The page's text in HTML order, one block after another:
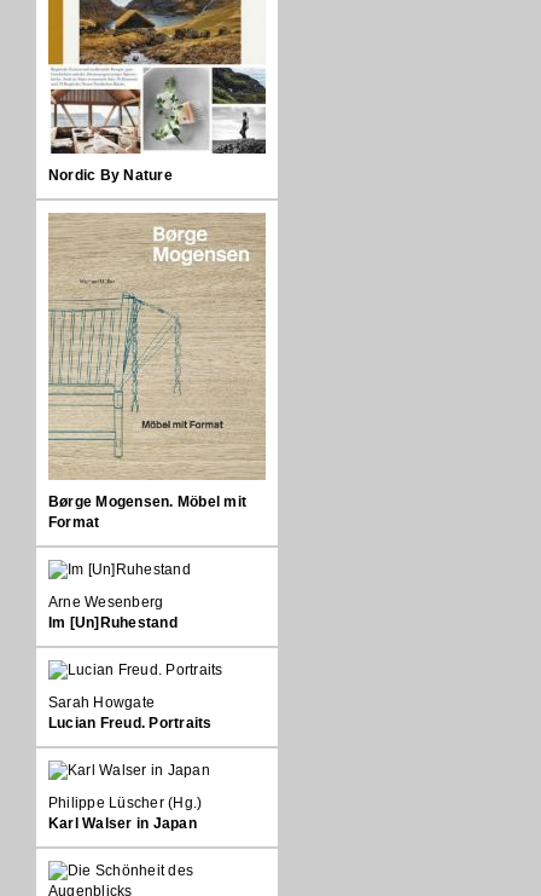
Nordic By Nature
Børge Mogensen. Möbel mit
Format
Arne Wesenberg
Im [Un]Ruhestand
Sarah Howgate
Lucian Freud. Portraits
Philippe Lüscher (Hg.)
Karl Walser in Japan